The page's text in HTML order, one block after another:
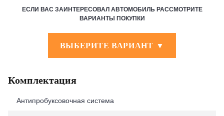
ЕСЛИ ВАС ЗАИНТЕРЕСОВАЛ АВТОМОБИЛЬ РАССМОТРИТЕ
ВАРИАНТЫ ПОКУПКИ
ВЫБЕРИТЕ ВАРИАНТ ▼
Комплектация
Антипробуксовочная система